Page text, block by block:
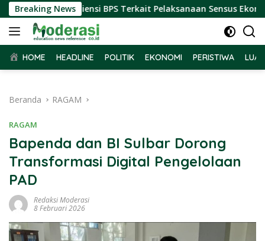
Langsung
ke
konten
Breaking News
Terima Audiensi BPS Terkait Pelaksanaan Sensus Ekonomi
HOME HEADLINE POLITIK EKONOMI PERISTIWA
Beranda RAGAM
RAGAM
Bapenda dan BI Sulbar Dorong
Transformasi Digital Pengelolaan
PAD
Redaksi Moderasi
8 Februari 2026